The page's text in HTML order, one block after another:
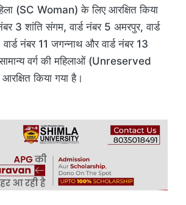
(SC Woman) के लिए आरक्षित किया
3 शांति संगम, वार्ड नंबर 5 अमरपुर, वार्ड
नंबर 11 जगन्नाथ और वार्ड नंबर 13
सामान्य वर्ग की महिलाओं (Unreserved
किया गया है।